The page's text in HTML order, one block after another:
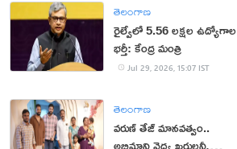
తెలంగాణ
రైల్వేలో 5.56 లక్షల ఉద్యోగాల
భర్తీ: కేంద్ర మంత్రి
Jul 29, 2026, 15:07 IST
తెలంగాణ
వరుణ్ తేజ్ మానవత్వం..